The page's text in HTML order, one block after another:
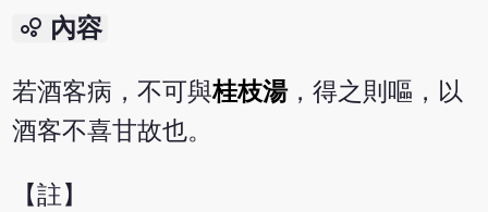
bubble_chart 內容
若酒客病，不可與桂枝湯，得之則嘔，以
酒客不喜甘故也。
【註】